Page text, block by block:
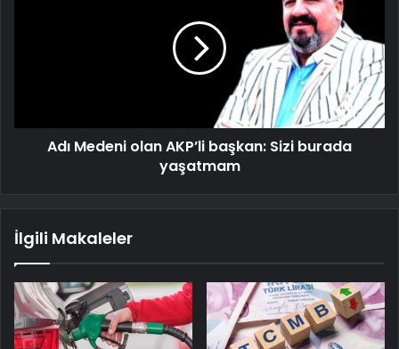
Adı Medeni olan AKP’li başkan: Sizi burada
yaşatmam
İlgili Makaleler